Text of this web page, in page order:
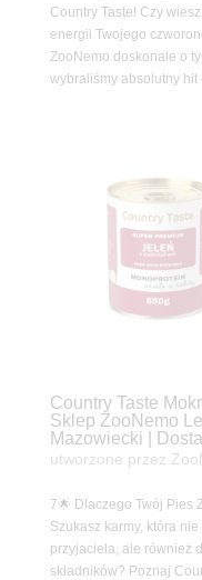
Country Taste! Czy
energii Twojego
ZooNemo doskonale o
wybraliśmy absolutny hit
Country Taste
Sklep ZooNemo
Mazowiecki |
utworzone przez
7🌟 Dlaczego Twój Pies
Szukasz karmy, która
przyjaciela, ale również
składników? Poznaj